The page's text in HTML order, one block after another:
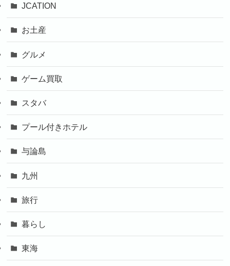
JCATION
お土産
グルメ
ゲーム買取
スタバ
プール付きホテル
与論島
九州
旅行
暮らし
東海